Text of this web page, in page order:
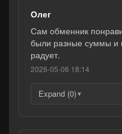
Олег
Сам обменник
были разные суммы и
радует.
2026-05-06 18:14
Expand (0)▼